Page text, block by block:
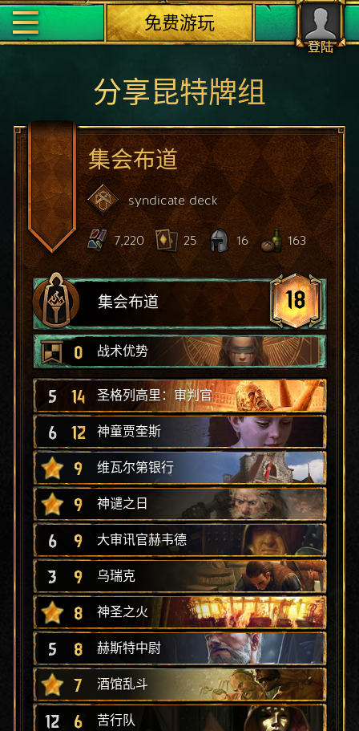
登陆
免费游玩
分享昆特牌组
集会布道
syndicate deck
7,220 25 16 163
集会布道 18
0 战术优势
5 14 圣格列高里：审判官
6 12 神童贾奎斯
9 维瓦尔第银行
9 神谴之日
6 9 大审讯官赫韦德
3 9 乌瑞克
8 神圣之火
5 8 赫斯特中尉
7 酒馆乱斗
12 6 苦行队